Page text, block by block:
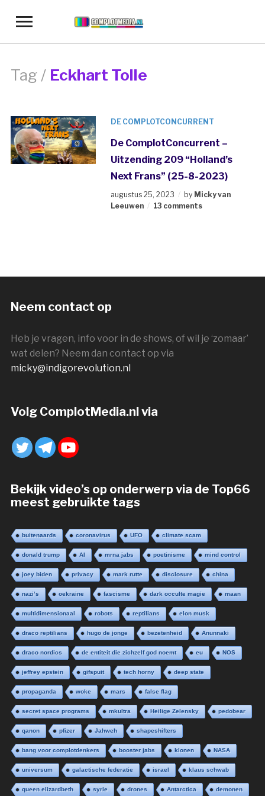
Toggle
navigation
Tag / Eckhart Tolle
DE COMPLOTCONCURRENT
De ComplotConcurrent –
Uitzending 209 “Holland’s
Next Frans” (25-8-2023)
augustus 25, 2023 by Micky van
Leeuwen
13 comments
Neem contact op
Heb je vragen, info voor in de shows, of wil je ‘zomaar’
wat delen? Neem dan contact op via
micky@indigorevolution.nl
Volg ComplotMedia.nl via
Bekijk video’s op onderwerp via de Top66
meest gebruikte tags
buitenaards coronavirus UFO climate scam
donald trump AI mrna jabs poetinisme mind control
joey biden privacy mark rutte disclosure china
nazi’s oekraine fascisme dark occulte magie maan
multidimensionaal robots reptilians elon musk
draco reptilians hugo de jonge bezetenheid Anunnaki
draco nordics de entiteit die zichzelf god noemt eu NOS
jeffrey epstein gifspuit tech horny deep state
propaganda woke mars false flag
secret space programs mkultra Heilige Zelensky pedobear
qanon pfizer Jahweh shapeshifters
bang voor complotdenkers booster jabs klonen NASA
universum galactische federatie israel klaus schwab
queen elizardbeth syrie drones Antarctica demonen